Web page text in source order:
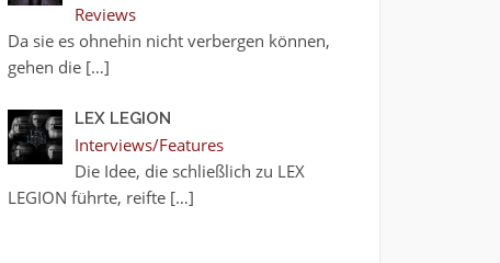
Reviews
Da sie es ohnehin nicht verbergen können,
gehen die […]
LEX LEGION
Interviews/Features
Die Idee, die schließlich zu LEX
LEGION führte, reifte […]